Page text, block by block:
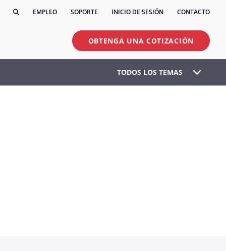
EMPLEO SOPORTE INICIO DE SESIÓN CONTACTO
OBTENGA UNA COTIZACIÓN
TODOS LOS TEMAS